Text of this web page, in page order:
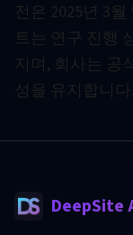
전은 2025년 3
트는 연구 진행
지며, 회사는 공
성을 유지합니다.
DeepSite